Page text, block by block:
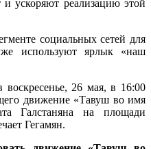
и ускоряют реализацию этой
социальных сетей для
используют ярлык «наш
26 мая, в 16:00
движение «Тавуш во имя
Галстаняна на площади
Гегамян.